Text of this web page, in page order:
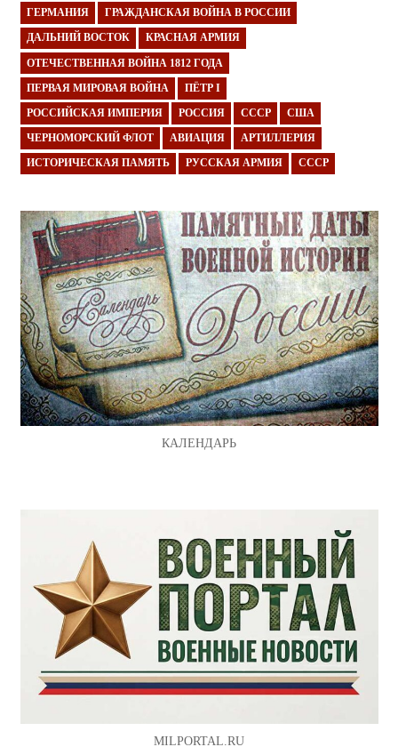
ГЕРМАНИЯ ГРАЖДАНСКАЯ ВОЙНА В РОССИИ
ДАЛЬНИЙ ВОСТОК КРАСНАЯ АРМИЯ
ОТЕЧЕСТВЕННАЯ ВОЙНА 1812 ГОДА
ПЕРВАЯ МИРОВАЯ ВОЙНА ПЁТР I
РОССИЙСКАЯ ИМПЕРИЯ РОССИЯ СССР США
ЧЕРНОМОРСКИЙ ФЛОТ АВИАЦИЯ АРТИЛЛЕРИЯ
ИСТОРИЧЕСКАЯ ПАМЯТЬ РУССКАЯ АРМИЯ СССР
КАЛЕНДАРЬ
MILPORTAL.RU